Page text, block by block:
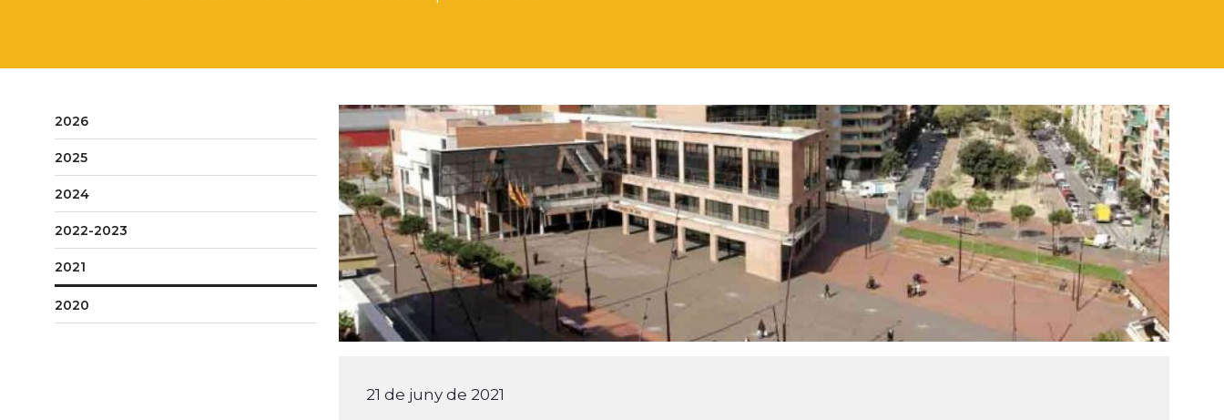
2026
2025
2024
2022-2023
2021
2020
21 de juny de 2021